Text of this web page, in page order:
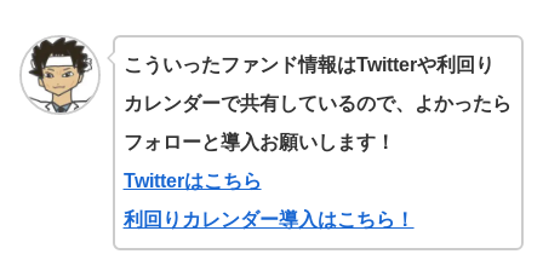
こういったファンド情報はTwitterや利回り
カレンダーで共有しているので、よかったら
フォローと導入お願いします！
Twitterはこちら
利回りカレンダー導入はこちら！